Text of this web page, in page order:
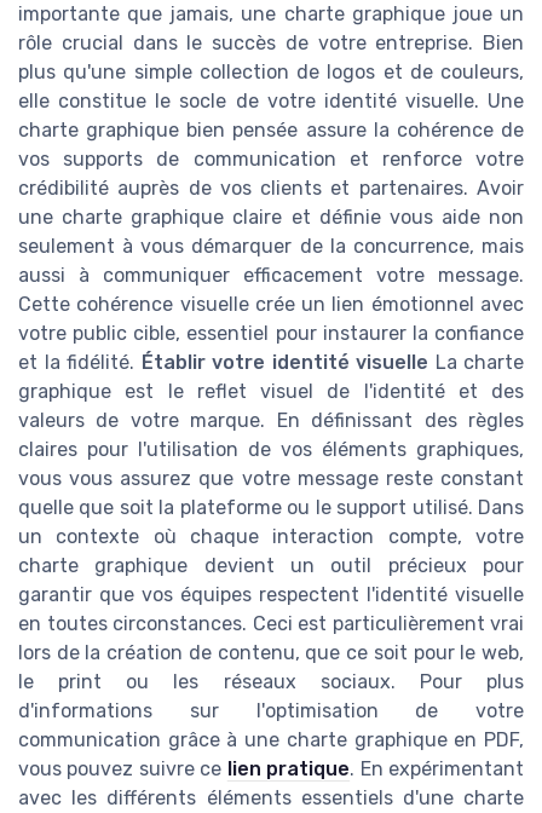
importante que jamais, une charte graphique joue un
rôle crucial dans le succès de votre entreprise. Bien
plus qu'une simple collection de logos et de couleurs,
elle constitue le socle de votre identité visuelle. Une
charte graphique bien pensée assure la cohérence de
vos supports de communication et renforce votre
crédibilité auprès de vos clients et partenaires. Avoir
une charte graphique claire et définie vous aide non
seulement à vous démarquer de la concurrence, mais
aussi à communiquer efficacement votre message.
Cette cohérence visuelle crée un lien émotionnel avec
votre public cible, essentiel pour instaurer la confiance
et la fidélité. Établir votre identité visuelle La charte
graphique est le reflet visuel de l'identité et des
valeurs de votre marque. En définissant des règles
claires pour l'utilisation de vos éléments graphiques,
vous vous assurez que votre message reste constant
quelle que soit la plateforme ou le support utilisé. Dans
un contexte où chaque interaction compte, votre
charte graphique devient un outil précieux pour
garantir que vos équipes respectent l'identité visuelle
en toutes circonstances. Ceci est particulièrement vrai
lors de la création de contenu, que ce soit pour le web,
le print ou les réseaux sociaux. Pour plus
d'informations sur l'optimisation de votre
communication grâce à une charte graphique en PDF,
vous pouvez suivre ce lien pratique. En expérimentant
avec les différents éléments essentiels d'une charte